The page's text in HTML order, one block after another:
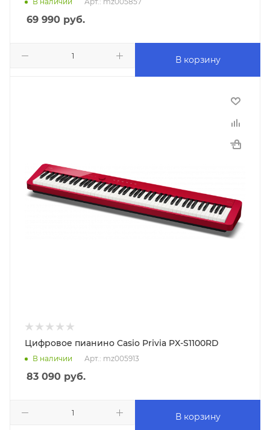
69 990 руб.
В корзину
Цифровое пианино Casio Privia PX-S1100RD
В наличии Арт.: mz005913
83 090 руб.
В корзину